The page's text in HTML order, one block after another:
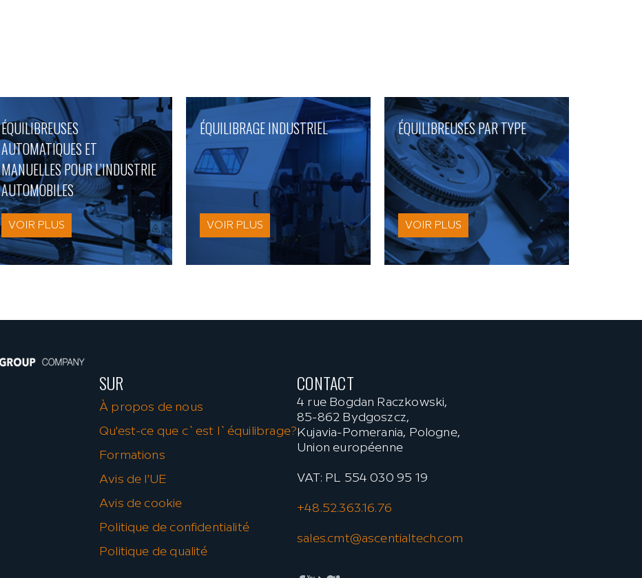
ÉQUILIBREUSES
AUTOMATIQUES ET
MANUELLES POUR L’INDUSTRIE
AUTOMOBILES
VOIR PLUS
ÉQUILIBRAGE INDUSTRIEL
VOIR PLUS
ÉQUILIBREUSES PAR TYPE
VOIR PLUS
SUR
À propos de nous
Qu'est-ce que c`est l`équilibrage?
Formations
Avis de l'UE
Avis de cookie
Politique de confidentialité
Politique de qualité
CONTACT
4 rue Bogdan Raczkowski,
85-862 Bydgoszcz,
Kujavia-Pomerania, Pologne,
Union européenne
VAT: PL 554 030 95 19
+48.52.363.16.76
sales.cmt@ascentialtech.com